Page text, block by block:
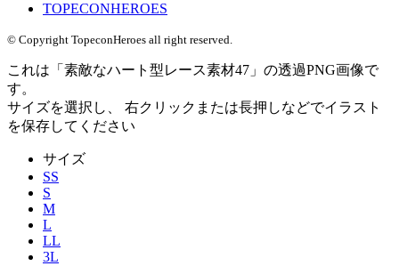
TOPECONHEROES
© Copyright TopeconHeroes all right reserved.
これは「 素敵なハート型レース素材47 」の透過PNG画像で
す。
サイズを選択し、 右クリックまたは長押しなどでイラスト
を保存してください
サイズ
SS
S
M
L
LL
3L